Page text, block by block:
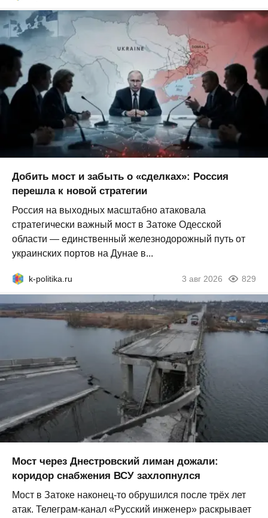
Добить мост и забыть о «сделках»: Россия
перешла к новой стратегии
Россия на выходных масштабно атаковала
стратегически важный мост в Затоке Одесской
области — единственный железнодорожный путь от
украинских портов на Дунае в...
k-politika.ru 3 авг 2026 829
Мост через Днестровский лиман дожали:
коридор снабжения ВСУ захлопнулся
Мост в Затоке наконец-то обрушился после трёх лет
атак. Телеграм-канал «Русский инженер» раскрывает